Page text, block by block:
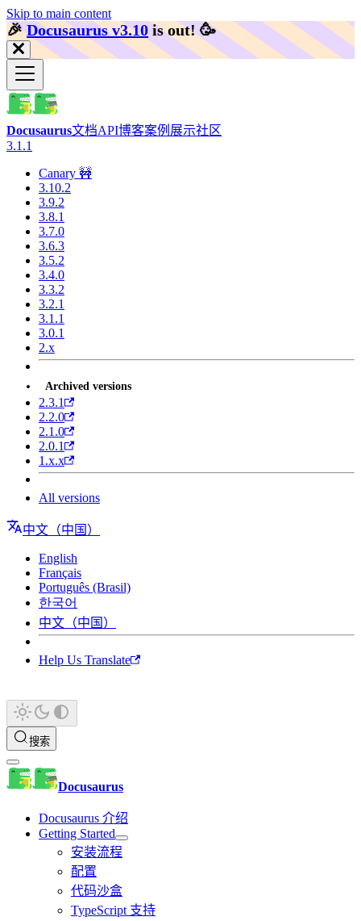
Skip to main content
🎉️Docusaurus v3.10 is out! 🥳️
Docusaurus文档API博客案例展示社区
3.1.1
Canary 🚧
3.10.2
3.9.2
3.8.1
3.7.0
3.6.3
3.5.2
3.4.0
3.3.2
3.2.1
3.1.1
3.0.1
2.x
Archived versions
2.3.1
2.2.0
2.1.0
2.0.1
1.x.x
All versions
中文（中国）
English
Français
Português (Brasil)
한국어
中文（中国）
Help Us Translate
搜索
Docusaurus
Docusaurus 介绍
Getting Started
安装流程
配置
代码沙盒
TypeScript 支持